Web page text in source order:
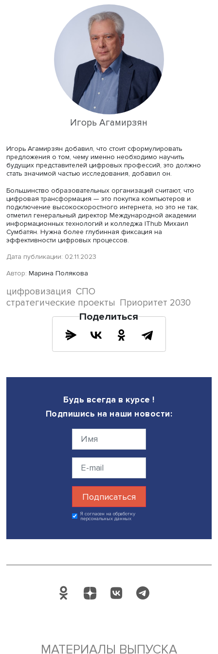
формулировкам и показателям. Необходимо
понятия «цифровая трансформация», «цифровизация»,
«цифровая зрелость».
Ярослав Кузьминов
«Говоря о цифровой зрелости, нужно иметь в виду не
деятельность организации, а то, насколько эффективно
технологии работают на достижение ее результатов и
можно доказать», — подчеркнул он.
сформулированы более предметно и понятно, чтобы
разночтений, а состояние дел в конкретном колледже
определялось. Необходимо также выяснить, какие
знания и цифровые навыки даются студентам
всего, в основном базовые, несложные навыки
компьютером), что имеется в виду под «формированием
цифровых компетенций» в той или иной учебной
Игорь Агамирзян
Игорь Агамирзян добавил, что стоит сформулировать
предложения о том, чему именно необходимо научить
будущих представителей цифровых профессий, это
подключение высокоскоростного интернета, но это не
Сумбатян. Нужна более глубинная фиксация на
эффективности цифровых процессов.